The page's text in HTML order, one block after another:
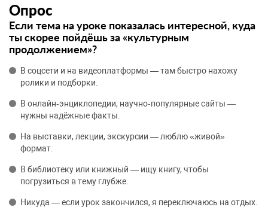
Опрос
Если тема на уроке показалась интересной, куда
ты скорее пойдёшь за «культурным
продолжением»?
В соцсети и на видеоплатформы — там быстро нахожу
ролики и подборки.
В онлайн‑энциклопедии, научно‑популярные сайты —
нужны надёжные факты.
На выставки, лекции, экскурсии — люблю «живой»
формат.
В библиотеку или книжный — ищу книгу, чтобы
погрузиться в тему глубже.
Никуда — если урок закончился, я переключаюсь на отдых.